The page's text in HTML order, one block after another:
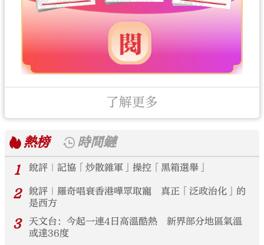
了解更多
熱榜
時間鏈
1
銳評｜記協「炒散雜軍」操控「黑箱選舉」
2
銳評｜羅奇唱衰香港嘩眾取寵 真正「泛政治化」的
是西方
3
天文台：今起一連4日高溫酷熱 新界部分地區氣溫
或達36度